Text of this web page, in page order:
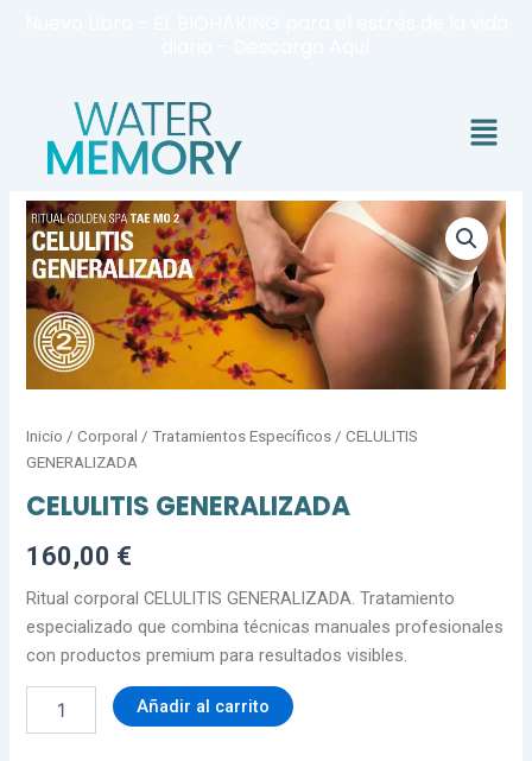
Menú
Inicio /Corporal /Tratamientos Específicos / CELULITIS
GENERALIZADA
CELULITIS GENERALIZADA
160,00 €
Ritual corporal CELULITIS GENERALIZADA. Tratamiento
especializado que combina técnicas manuales profesionales
con productos premium para resultados visibles.
CELULITIS
GENERALIZADA
cantidad
Añadir al carrito